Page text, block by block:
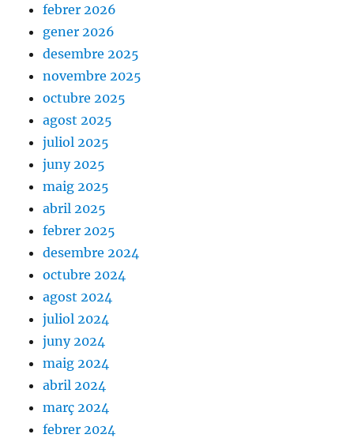
febrer 2026
gener 2026
desembre 2025
novembre 2025
octubre 2025
agost 2025
juliol 2025
juny 2025
maig 2025
abril 2025
febrer 2025
desembre 2024
octubre 2024
agost 2024
juliol 2024
juny 2024
maig 2024
abril 2024
març 2024
febrer 2024